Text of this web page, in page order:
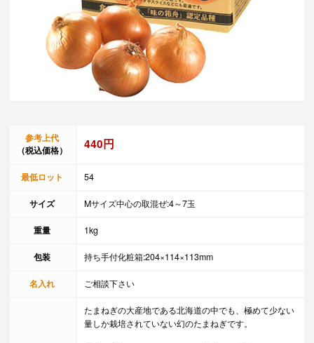
参考上代
（税込価格）
440円
最低ロット 54
サイズ Mサイズ中心の取混ぜ:4～7玉
重量 1kg
包装 持ち手付化粧箱:204×114×113mm
名入れ ご相談下さい
たまねぎの大産地である北海道の中でも、極めて少ない
量しか栽培されていない幻のたまねぎです。